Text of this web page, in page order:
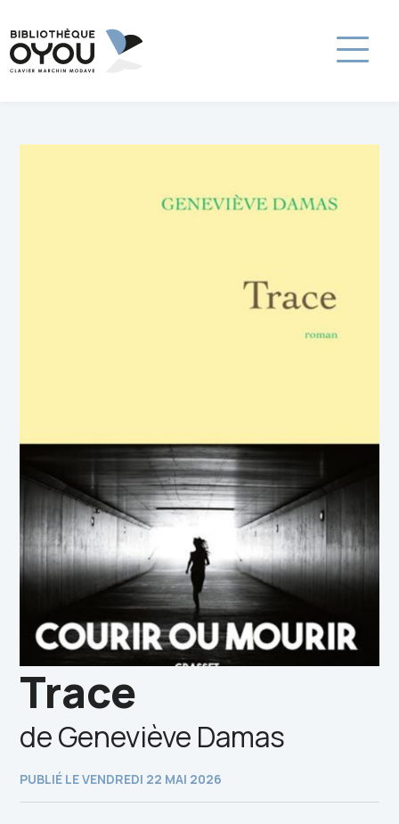
Trace
de Geneviève Damas
PUBLIÉ LE VENDREDI 22 MAI 2026